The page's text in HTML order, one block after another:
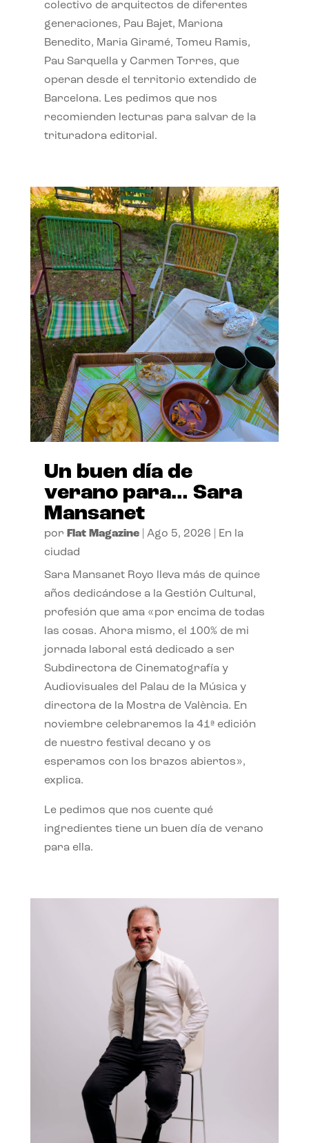
colectivo de arquitectos de diferentes
generaciones, Pau Bajet, Mariona
Benedito, Maria Giramé, Tomeu Ramis,
Pau Sarquella y Carmen Torres, que
operan desde el territorio extendido de
Barcelona. Les pedimos que nos
recomienden lecturas para salvar de la
trituradora editorial.
Un buen día de
verano para… Sara
Mansanet
por Flat Magazine| Ago 5, 2026
En la
ciudad
Sara Mansanet Royo lleva más de quince
años dedicándose a la Gestión Cultural,
profesión que ama «por encima de todas
las cosas. Ahora mismo, el 100% de mi
jornada laboral está dedicado a ser
Subdirectora de Cinematografía y
Audiovisuales del Palau de la Música y
directora de la Mostra de València. En
noviembre celebraremos la 41ª edición
de nuestro festival decano y os
esperamos con los brazos abiertos»,
explica.
Le pedimos que nos cuente qué
ingredientes tiene un buen día de verano
para ella.